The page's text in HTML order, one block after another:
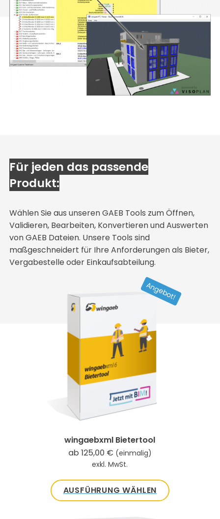
Für jeden das passende
Produkt:
Wählen Sie aus unseren GAEB Tools zum Öffnen,
Validieren, Bearbeiten, Konvertieren und Auswerten
von GAEB Dateien. Unsere Tools sind
maßgeschneidert für Ihre Anforderungen als Bieter,
Vergabestelle oder Einkaufsabteilung.
Angebot!
wingaebxml Bietertool
ab 125,00 € (einmalig)
exkl. MwSt.
AUSFÜHRUNG WÄHLEN
Varianten
Produktseite